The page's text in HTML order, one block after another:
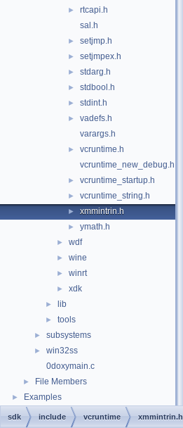
►
rtcapi.h
sal.h
► setjmp.h
► setjmpex.h
► stdarg.h
► stdbool.h
► stdint.h
►
vadefs.h
varargs.h
►
vcruntime.h
vcruntime_new_debug.h
► vcruntime_startup.h
► vcruntime_string.h
► xmmintrin.h
► ymath.h
► wdf
► wine
► winrt
► xdk
► lib
► tools
► subsystems
►
win32ss
0doxymain.c
► File Members
► Examples
sdk include vcruntime xmmintrin.h